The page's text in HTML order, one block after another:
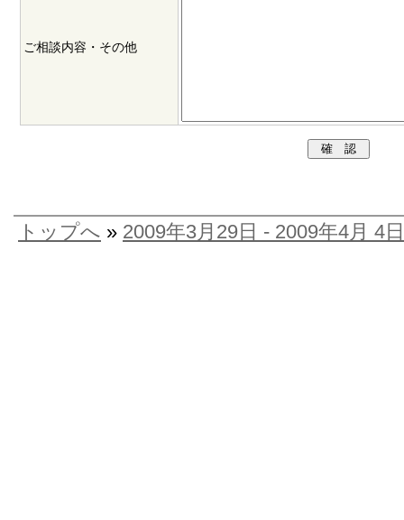
ご相談内容・その他
トップへ » 2009年3月29日 - 2009年4月 4日